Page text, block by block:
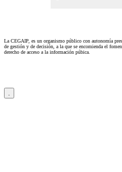
La CEGAIP, es un organismo público con autonomía
de gestión y de decisión, a la que se encomienda el
derecho de acceso a la información púbica.